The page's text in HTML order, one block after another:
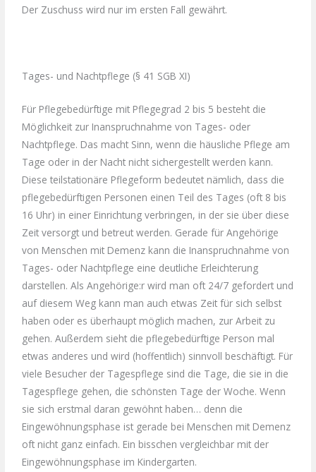
Der Zuschuss wird nur im ersten Fall gewährt.
Tages- und Nachtpflege (§ 41 SGB XI)
Für Pflegebedürftige mit Pflegegrad 2 bis 5 besteht die
Möglichkeit zur Inanspruchnahme von Tages- oder
Nachtpflege. Das macht Sinn, wenn die häusliche Pflege am
Tage oder in der Nacht nicht sichergestellt werden kann.
Diese teilstationäre Pflegeform bedeutet nämlich, dass die
pflegebedürftigen Personen einen Teil des Tages (oft 8 bis
16 Uhr) in einer Einrichtung verbringen, in der sie über diese
Zeit versorgt und betreut werden. Gerade für Angehörige
von Menschen mit Demenz kann die Inanspruchnahme von
Tages- oder Nachtpflege eine deutliche Erleichterung
darstellen. Als Angehörige:r wird man oft 24/7 gefordert und
auf diesem Weg kann man auch etwas Zeit für sich selbst
haben oder es überhaupt möglich machen, zur Arbeit zu
gehen. Außerdem sieht die pflegebedürftige Person mal
etwas anderes und wird (hoffentlich) sinnvoll beschäftigt. Für
viele Besucher der Tagespflege sind die Tage, die sie in die
Tagespflege gehen, die schönsten Tage der Woche. Wenn
sie sich erstmal daran gewöhnt haben… denn die
Eingewöhnungsphase ist gerade bei Menschen mit Demenz
oft nicht ganz einfach. Ein bisschen vergleichbar mit der
Eingewöhnungsphase im Kindergarten.